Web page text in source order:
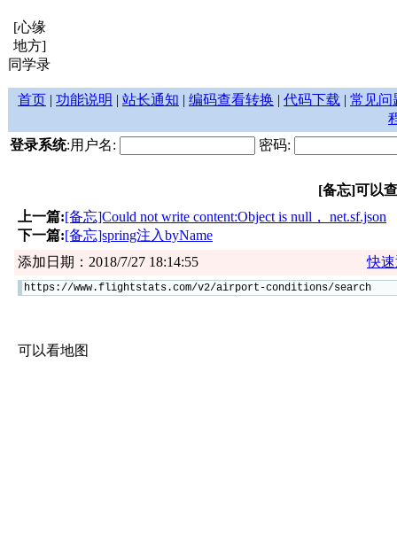
[心缘
地方]
同学录
首页 | 功能说明 | 站长通知 | 编码查看转换 | 代码下载 | 常见问
登录系统:用户名: 密码:
[备忘]可以
上一篇:[备忘]Could not write content:Object is null， net.sf.json
下一篇:[备忘]spring注入byName
添加日期：2018/7/27 18:14:55
快
https://www.flightstats.com/v2/airport-conditions/search
可以看地图